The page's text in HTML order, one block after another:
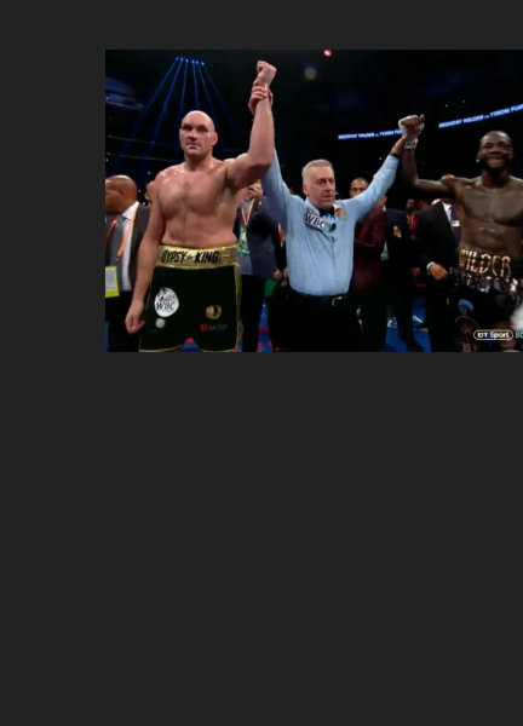
ខឹម វាសនា ថា«ស្រី
ចរិតថោក»​ស្លៀកពាក់
ប្រពៃណី​«ដេញប្រុស»
អឹមបាពេ ប្រកាសជាផ្លូវការ
ចាកចេញពីក្រុម ប៉ារីស
ថើបមាត់ ៖ ក្រុមកីឡាការិនី​
ផ្អាកលេង​​បើប្រធានសហព័ន្ធ​